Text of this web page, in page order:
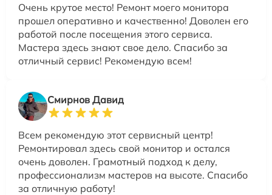
Очень крутое место! Ремонт моего монитора
прошел оперативно и качественно! Доволен его
работой после посещения этого сервиса.
Мастера здесь знают свое дело. Спасибо за
отличный сервис! Рекомендую всем!
Смирнов Давид
Всем рекомендую этот сервисный центр!
Ремонтировал здесь свой монитор и остался
очень доволен. Грамотный подход к делу,
профессионализм мастеров на высоте. Спасибо
за отличную работу!